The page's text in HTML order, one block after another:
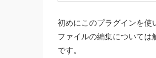
初めにこのプラグインを使
ファイルの編集については
です。